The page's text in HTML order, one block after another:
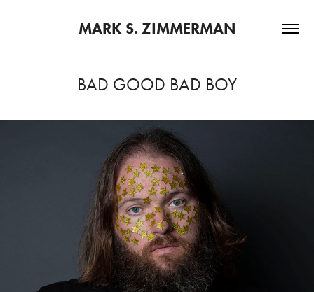
MARK S. ZIMMERMAN
BAD GOOD BAD BOY